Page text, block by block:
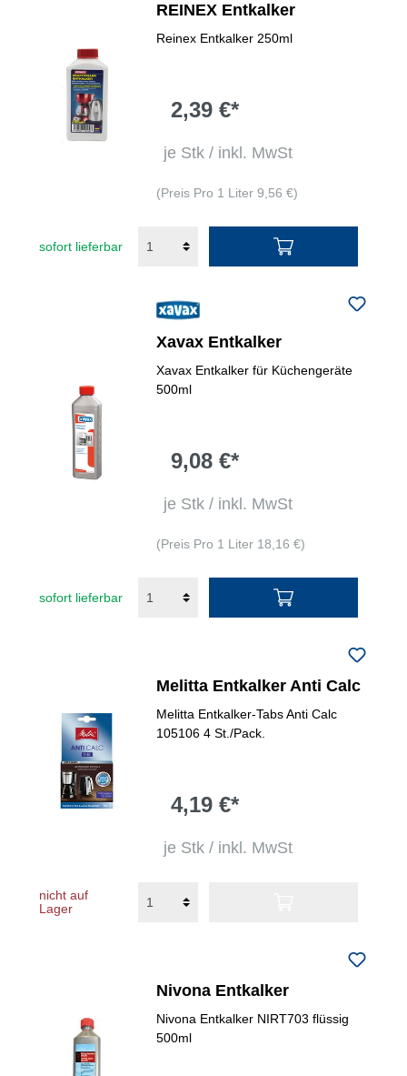
REINEX Entkalker
Reinex Entkalker 250ml
2,39 €*
je Stk / inkl. MwSt
(Preis Pro 1 Liter 9,56 €)
sofort lieferbar
Xavax Entkalker
Xavax Entkalker für Küchengeräte
500ml
9,08 €*
je Stk / inkl. MwSt
(Preis Pro 1 Liter 18,16 €)
sofort lieferbar
Melitta Entkalker Anti Calc
Melitta Entkalker-Tabs Anti Calc
105106 4 St./Pack.
4,19 €*
je Stk / inkl. MwSt
nicht auf
Lager
Nivona Entkalker
Nivona Entkalker NIRT703 flüssig
500ml